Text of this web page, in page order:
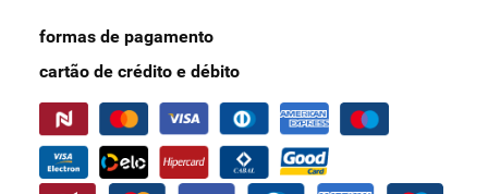
formas de pagamento
cartão de crédito e débito